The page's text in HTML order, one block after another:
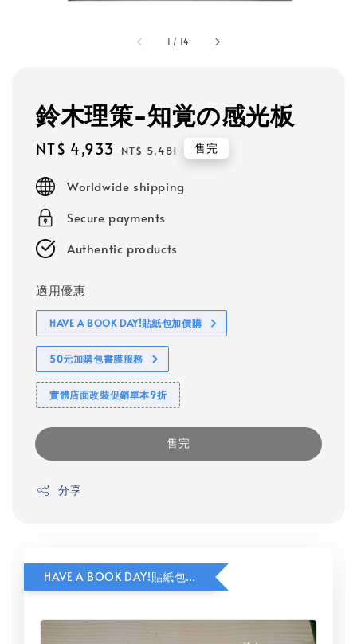
1 / 14
鈴木理策-知覚の感光板
Sale
NT$ 4,933 Regular
NT$ 5,481 售完
Worldwide shipping
Secure payments
Authentic products
適用優惠
HAVE A BOOK DAY!貼紙包加價購
50元加購包書膜服務
實體店面改裝促銷單本9折
售完
分享
HAVE A BOOK DAY!貼紙包加價購